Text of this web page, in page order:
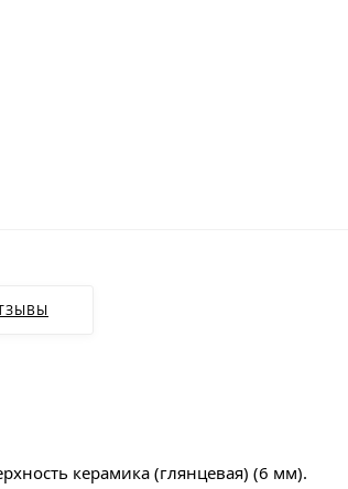
керамика (глянцевая) (6 мм).